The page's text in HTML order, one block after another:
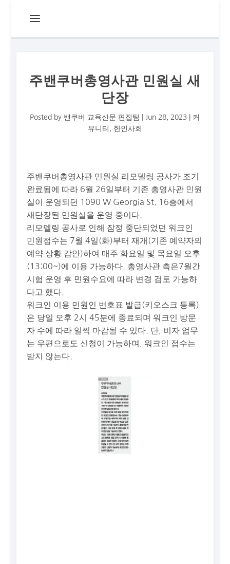
주밴쿠버총영사관 민원실 새
단장
Posted by 밴쿠버 교육신문 편집팀 Jun 28, 2023
커
뮤니티
한인사회
주밴쿠버총영사관 민원실 리모델링 공사가 조기
완료됨에 따라 6월 26일부터 기존 총영사관 민원
실이 운영되던 1090 W Georgia St. 16층에서
새단장된 민원실을 운영 중이다.
리모델링 공사로 인해 잠정 중단되었던 워크인
민원접수는 7월 4일(화)부터 재개(기존 예약자의
예약 상황 감안)하여 매주 화요일 및 목요일 오후
(13:00~)에 이용 가능하다. 총영사관 측은7월간
시험 운영 후 민원수요에 따라 변경 검토 가능하
다고 했다.
워크인 이용 민원인 번호표 발급(키오스크 등록)
은 당일 오후 2시 45분에 종료되며 워크인 방문
자 수에 따라 일찍 마감될 수 있다. 단, 비자 업무
는 우편으로도 신청이 가능하며, 워크인 접수는
받지 않는다.